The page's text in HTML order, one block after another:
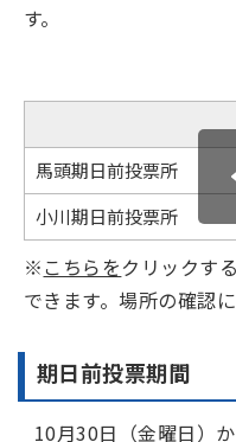
す。
馬頭期日前投票所
小川期日前投票所
※ こちらをクリックす
できます。場所の確認
期日前投票期間
10月30日（金曜日）